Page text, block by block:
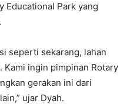
Educational Park yang
seperti sekarang, lahan
ingin pimpinan Rotary
gerakan ini dari
ujar Dyah.